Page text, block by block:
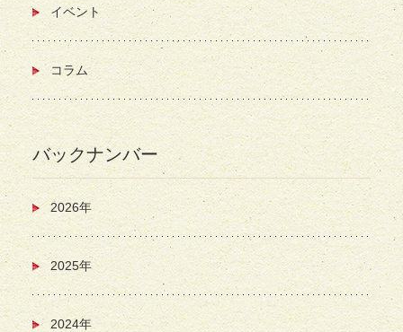
イベント
コラム
バックナンバー
2026年
2025年
2024年